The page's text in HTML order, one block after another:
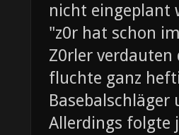
nicht eingeplant
"z0r hat schon
Z0rler
fluchte ganz
Allerdings folgte